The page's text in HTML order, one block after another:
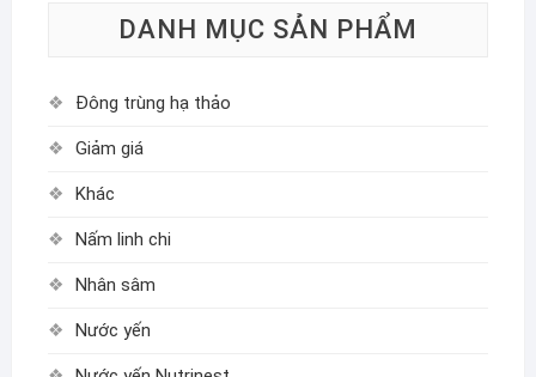
DANH MỤC SẢN PHẨM
Đông trùng hạ thảo
Giảm giá
Khác
Nấm linh chi
Nhân sâm
Nước yến